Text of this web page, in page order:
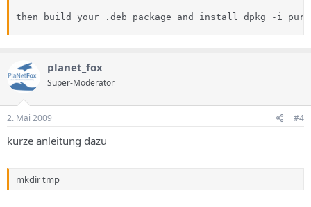
then build your .deb package and install dpkg -i
planet_fox
Super-Moderator
2. Mai 2009 #4
kurze anleitung dazu
mkdir tmp